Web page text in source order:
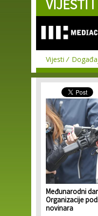
Skip to
main
VIJESTI
Vijesti
Međunarodni
Organizacije
novinara